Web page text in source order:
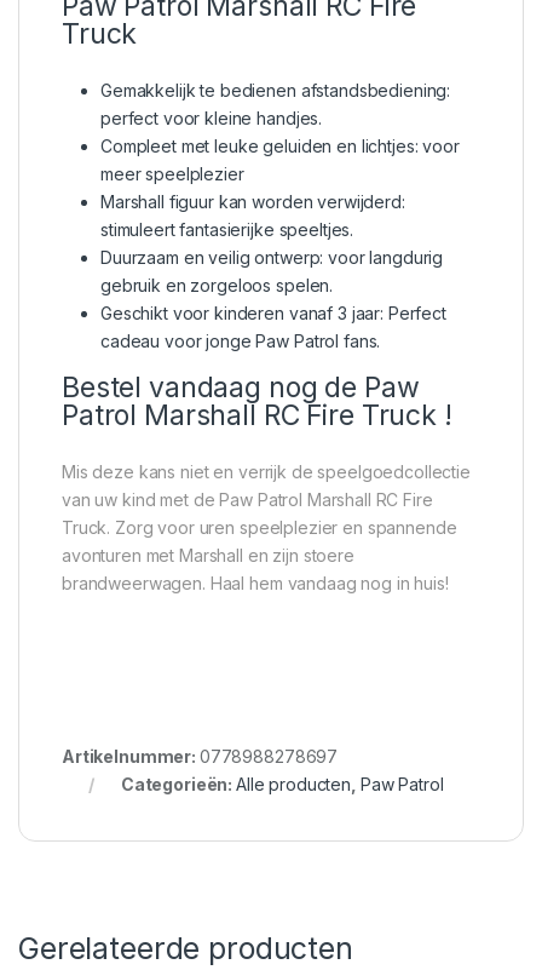
Truck
Gemakkelijk te bedienen afstandsbediening:
perfect voor kleine handjes.
Compleet met leuke geluiden en lichtjes: voor
meer speelplezier
Marshall figuur kan worden verwijderd:
stimuleert fantasierijke speeltjes.
Duurzaam en veilig ontwerp: voor langdurig
gebruik en zorgeloos spelen.
Geschikt voor kinderen vanaf 3 jaar: Perfect
cadeau voor jonge Paw Patrol fans.
Bestel vandaag nog de Paw
Patrol Marshall RC Fire Truck !
Mis deze kans niet en verrijk de speelgoedcollectie
van uw kind met de Paw Patrol Marshall RC Fire
Truck. Zorg voor uren speelplezier en spannende
avonturen met Marshall en zijn stoere
brandweerwagen. Haal hem vandaag nog in huis!
Artikelnummer: 0778988278697
Categorieën:Alle producten Paw Patrol
Gerelateerde producten